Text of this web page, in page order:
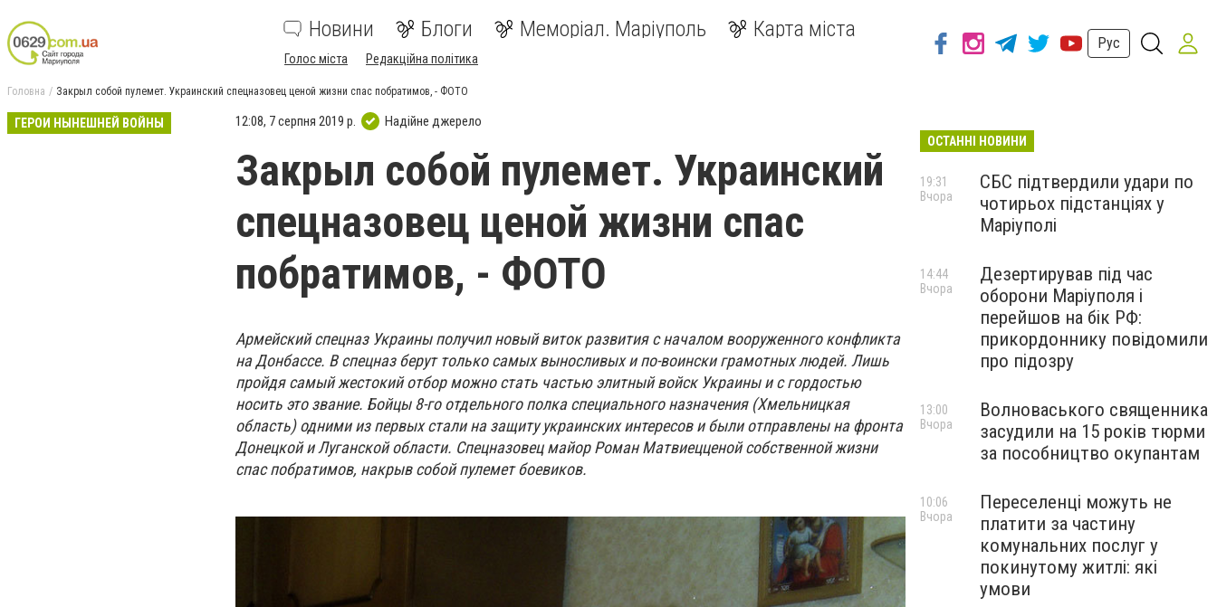
Новини Блоги Меморіал. Маріуполь Карта міста
Голос міста Редакційна політика
Рус
Головна Закрыл собой пулемет. Украинский спецназовец ценой жизни спас побратимов, - ФОТО
ГЕРОИ НЫНЕШНЕЙ ВОЙНЫ 12:08, 7 серпня 2019 р. Надійне джерело
Закрыл собой пулемет. Украинский
спецназовец ценой жизни спас
побратимов, - ФОТО
Армейский спецназ Украины получил новый виток развития с началом вооруженного конфликта
на Донбассе. В спецназ берут только самых выносливых и по-воински грамотных людей. Лишь
пройдя самый жестокий отбор можно стать частью элитный войск Украины и с гордостью
носить это звание. Бойцы 8-го отдельного полка специального назначения (Хмельницкая
область) одними из первых стали на защиту украинских интересов и были отправлены на фронта
Донецкой и Луганской области. Спецназовец майор Роман Матвиецценой собственной жизни
спас побратимов, накрыв собой пулемет боевиков.
ОСТАННІ НОВИНИ
СБС підтвердили удари по
чотирьох підстанціях у
Маріуполі
19:31
Вчора
Дезертирував під час
оборони Маріуполя і
перейшов на бік РФ:
прикордоннику повідомили
про підозру
14:44
Вчора
Волноваського священника
засудили на 15 років тюрми
за пособництво окупантам
13:00
Вчора
Переселенці можуть не
платити за частину
комунальних послуг у
покинутому житлі: які
умови
10:06
Вчора